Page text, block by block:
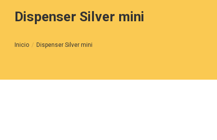
Dispenser Silver mini
Estás aquí:
Inicio Dispenser Silver mini